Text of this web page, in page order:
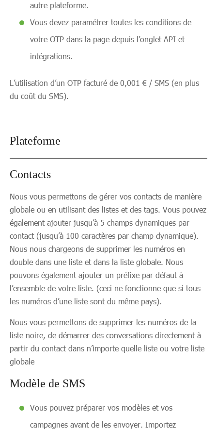
autre plateforme.
Vous devez paramétrer toutes les conditions de
votre OTP dans la page depuis l’onglet API et
intégrations.
L’utilisation d’un OTP facturé de 0,001 € / SMS (en plus
du coût du SMS).
Plateforme
Contacts
Nous vous permettons de gérer vos contacts de manière
globale ou en utilisant des listes et des tags. Vous pouvez
également ajouter jusqu’à 5 champs dynamiques par
contact (jusqu’à 100 caractères par champ dynamique).
Nous nous chargeons de supprimer les numéros en
double dans une liste et dans la liste globale. Nous
pouvons également ajouter un préfixe par défaut à
l’ensemble de votre liste. (ceci ne fonctionne que si tous
les numéros d’une liste sont du même pays).
Nous vous permettons de supprimer les numéros de la
liste noire, de démarrer des conversations directement à
partir du contact dans n’importe quelle liste ou votre liste
globale
Modèle de SMS
Vous pouvez préparer vos modèles et vos
campagnes avant de les envoyer. Importez